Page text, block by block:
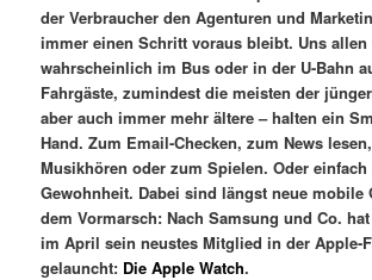
der Verbraucher den Agenturen und
immer einen Schritt voraus bleibt. Uns
wahrscheinlich im Bus oder in der U-Bahn
Fahrgäste, zumindest die meisten der
aber auch immer mehr ältere – halten ein
Hand. Zum Email-Checken, zum News
Musikhören oder zum Spielen. Oder
Gewohnheit. Dabei sind längst neue mobile
dem Vormarsch: Nach Samsung und Co.
im April sein neustes Mitglied in der Apple-
gelauncht: Die Apple Watch.